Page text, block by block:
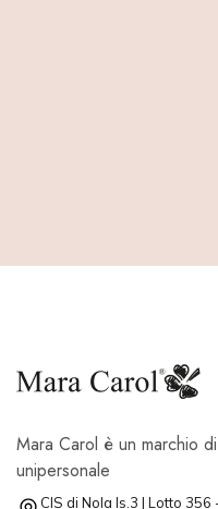
Mara Carol è un marchio
unipersonale
CIS di Nola Is.3 | Lotto